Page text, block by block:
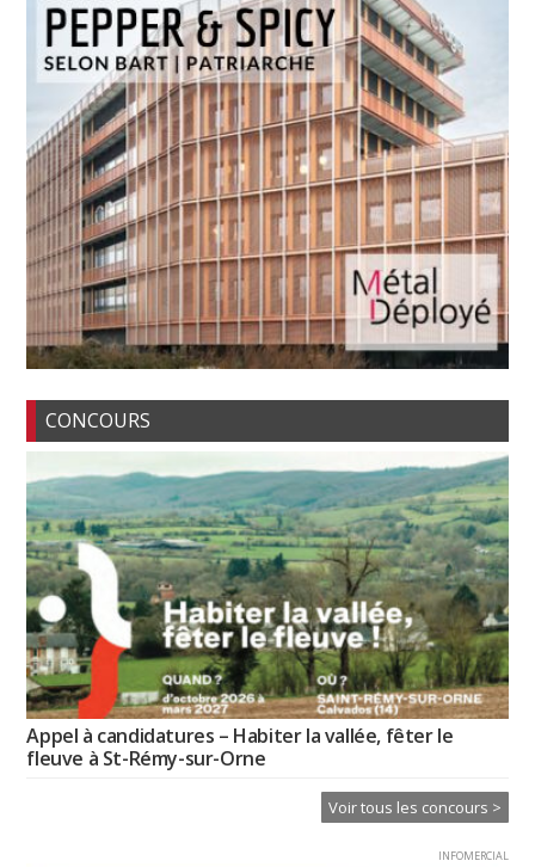
CONCOURS
Appel à candidatures – Habiter la vallée, fêter le
fleuve à St-Rémy-sur-Orne
Voir tous les concours >
INFOMERCIAL